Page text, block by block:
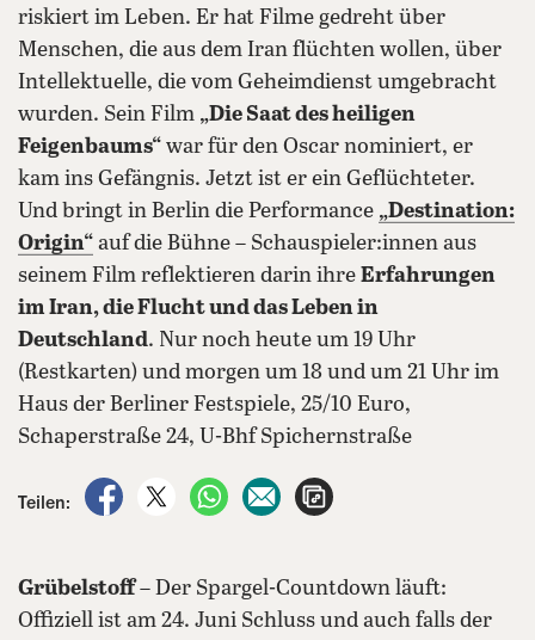
riskiert im Leben. Er hat Filme gedreht über
Menschen, die aus dem Iran flüchten wollen, über
Intellektuelle, die vom Geheimdienst umgebracht
wurden. Sein Film „Die Saat des heiligen
Feigenbaums“ war für den Oscar nominiert, er
kam ins Gefängnis. Jetzt ist er ein Geflüchteter.
Und bringt in Berlin die Performance „Destination:
Origin“ auf die Bühne – Schauspieler:innen aus
seinem Film reflektieren darin ihre Erfahrungen
im Iran, die Flucht und das Leben in
Deutschland. Nur noch heute um 19 Uhr
(Restkarten) und morgen um 18 und um 21 Uhr im
Haus der Berliner Festspiele, 25/10 Euro,
Schaperstraße 24, U-Bhf Spichernstraße
Teilen:
auf Facebook teilen
auf X teilenper WhatsApp teilen
per E-Mail teilen
Grübelstoff– Der Spargel-Countdown läuft:
Offiziell ist am 24. Juni Schluss und auch falls der